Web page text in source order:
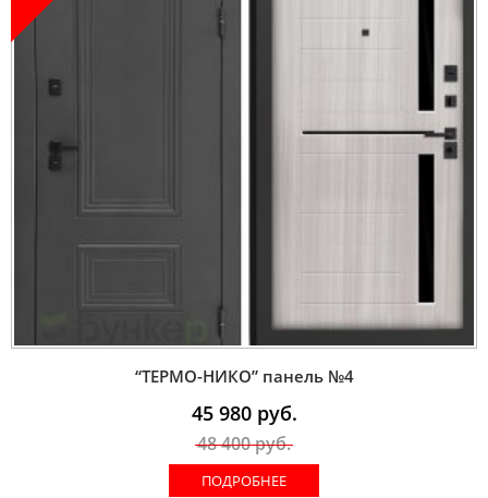
“ТЕРМО-НИКО” панель №4
45 980руб.
48 400руб.
ПОДРОБНЕЕ